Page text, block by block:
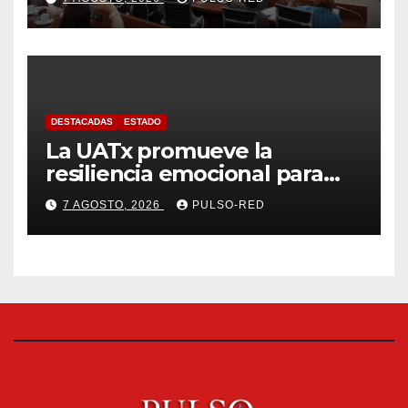
fiscalizables del ejercicio
fiscal 2025
DESTACADAS ESTADO
La UATx promueve la
resiliencia emocional para
fortalecer salud y bienestar
de estudiantes y docentes
7 AGOSTO, 2026 PULSO-RED